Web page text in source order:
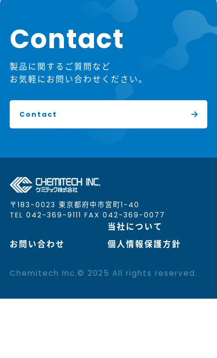
Contact
製品に関するご質問など
お気軽にお問い合わせください。
Contact
〒183-0023 東京都府中市宮町1-40
TEL 042-369-9111 FAX 042-369-0077
当社について
お問い合わせ
個人情報保護方針
Chemitech Inc.© 2025 All rights reserved.